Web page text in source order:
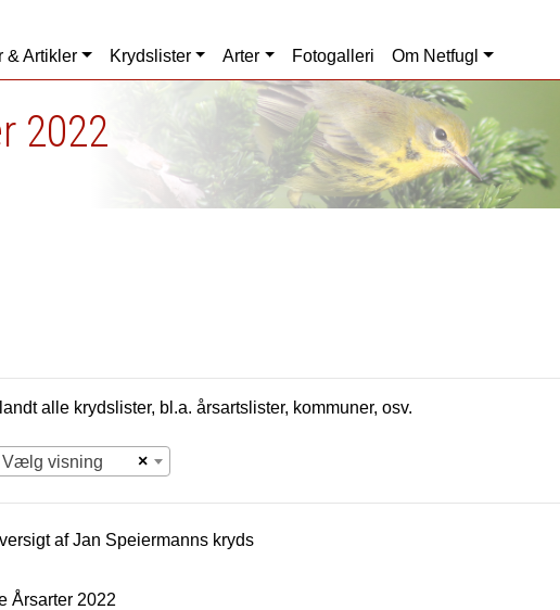
& Artikler Krydslister Arter Fotogalleri Om Netfugl
2022
alle krydslister, bl.a. årsartslister, kommuner, osv.
×
Vælg visning
afJan Speiermanns kryds
Årsarter 2022